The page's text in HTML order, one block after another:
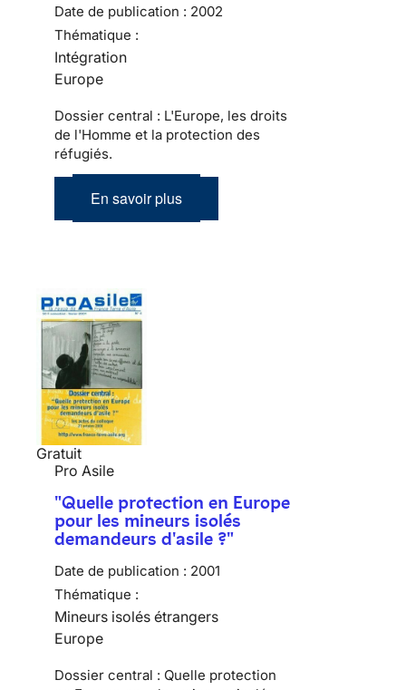
Date de publication : 2002
Thématique :
Intégration
Europe
Dossier central : L'Europe, les droits
de l'Homme et la protection des
réfugiés.
En savoir plus
Gratuit
Pro Asile
"Quelle protection en Europe
pour les mineurs isolés
demandeurs d'asile ?"
Date de publication : 2001
Thématique :
Mineurs isolés étrangers
Europe
Dossier central : Quelle protection